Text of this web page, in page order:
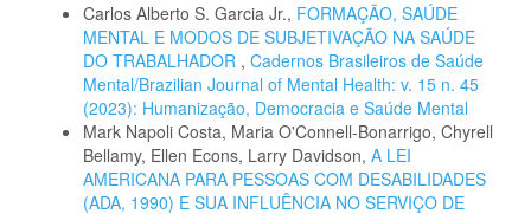
Carlos Alberto S. Garcia Jr., FORMAÇÃO, SAÚDE
MENTAL E MODOS DE SUBJETIVAÇÃO NA SAÚDE
DO TRABALHADOR , Cadernos Brasileiros de Saúde
Mental/Brazilian Journal of Mental Health: v. 15 n. 45
(2023): Humanização, Democracia e Saúde Mental
Mark Napoli Costa, Maria O'Connell-Bonarrigo, Chyrell
Bellamy, Ellen Econs, Larry Davidson, A LEI
AMERICANA PARA PESSOAS COM DESABILIDADES
(ADA, 1990) E SUA INFLUÊNCIA NO SERVIÇO DE